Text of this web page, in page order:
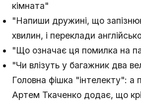
кімната"
"Напиши дружині, що
хвилин, і переклади
"Що означає ця помилка на
"Чи влізуть у багажник два
Головна фішка "інтелекту": а
Артем Ткаченко додає, що